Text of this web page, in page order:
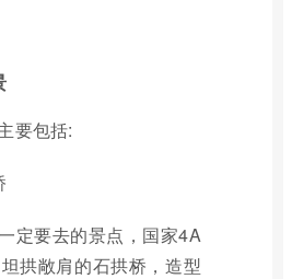
要包括:
定要去的景点，国家4A
拱敞肩的石拱桥，造型